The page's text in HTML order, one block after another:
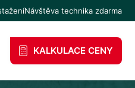
Návštěva technika zdarma
KALKULACE CENY